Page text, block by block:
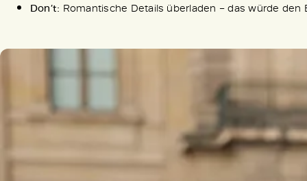
Don’t: Romantische Details überladen – das würde den